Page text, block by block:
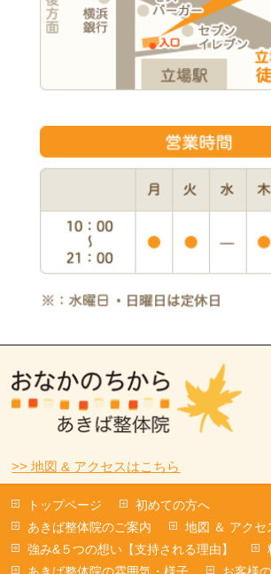
>> 地図 & アクセスはこちら
トップページ
初めての方へ
あきば整体院のご案内
地図 ＆ アクセ
強み&５つの想い【支持される理由】